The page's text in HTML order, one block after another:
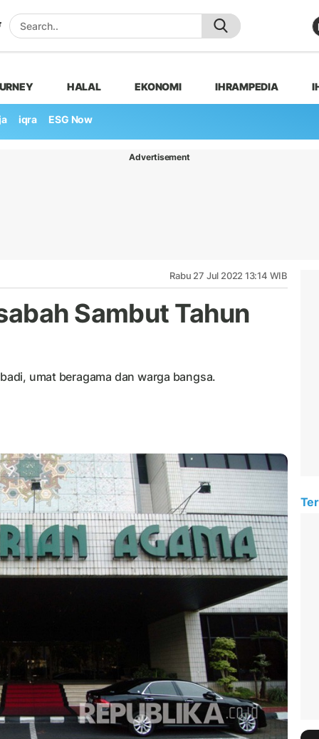
HALAL EKONOMI IHRAMPEDIA
iqra ESG Now
Advertisement
Rabu 27 Jul 2022 13:14 WIB
Sambut Tahun
umat beragama dan warga bangsa.